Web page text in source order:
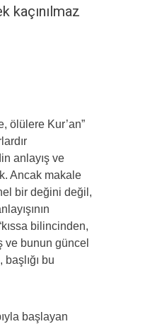
kaçınılmaz
ölülere Kur’an”
anlayış ve
Ancak makale
bir değini değil,
bilincinden,
ve bunun güncel
başlığı bu
başlayan